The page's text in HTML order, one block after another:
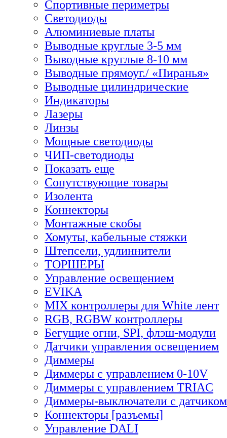
Спортивные периметры
Светодиоды
Алюминиевые платы
Выводные круглые 3-5 мм
Выводные круглые 8-10 мм
Выводные прямоуг./ «Пиранья»
Выводные цилиндрические
Индикаторы
Лазеры
Линзы
Мощные светодиоды
ЧИП-светодиоды
Показать еще
Сопутствующие товары
Изолента
Коннекторы
Монтажные скобы
Хомуты, кабельные стяжки
Штепсели, удлиннители
ТОРШЕРЫ
Управление освещением
EVIKA
MIX контроллеры для White лент
RGB, RGBW контроллеры
Бегущие огни, SPI, флэш-модули
Датчики управления освещением
Диммеры
Диммеры с управлением 0-10V
Диммеры с управлением TRIAC
Диммеры-выключатели с датчиком
Коннекторы [разъемы]
Управление DALI